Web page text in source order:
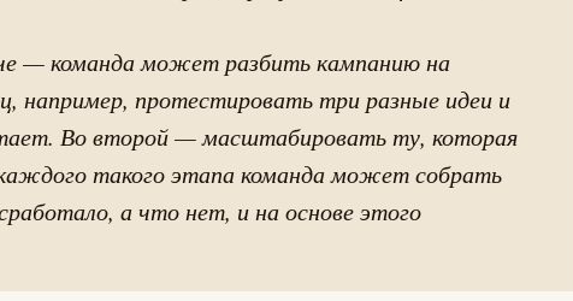
— команда может разбить кампанию на
например, протестировать три разные идеи и
Во второй — масштабировать ту, которая
такого этапа команда может собрать
а что нет, и на основе этого